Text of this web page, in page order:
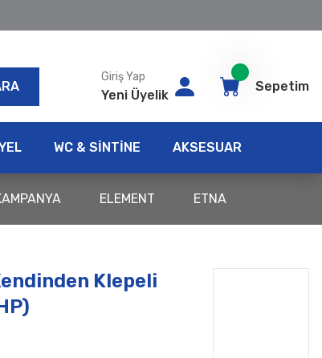
Giriş Yap
Yeni Üyelik
Sepetim
WC & SİNTİNE AKSESUAR
ELEMENT ETNA
Klepeli